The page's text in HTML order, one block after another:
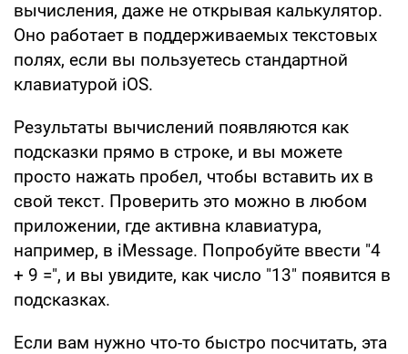
вычисления, даже не открывая калькулятор.
Оно работает в поддерживаемых текстовых
полях, если вы пользуетесь стандартной
клавиатурой iOS.
Результаты вычислений появляются как
подсказки прямо в строке, и вы можете
просто нажать пробел, чтобы вставить их в
свой текст. Проверить это можно в любом
приложении, где активна клавиатура,
например, в iMessage. Попробуйте ввести "4
+ 9 =", и вы увидите, как число "13" появится в
подсказках.
Если вам нужно что-то быстро посчитать, эта